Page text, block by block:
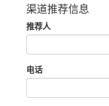
渠道推荐信息
推荐人
电话